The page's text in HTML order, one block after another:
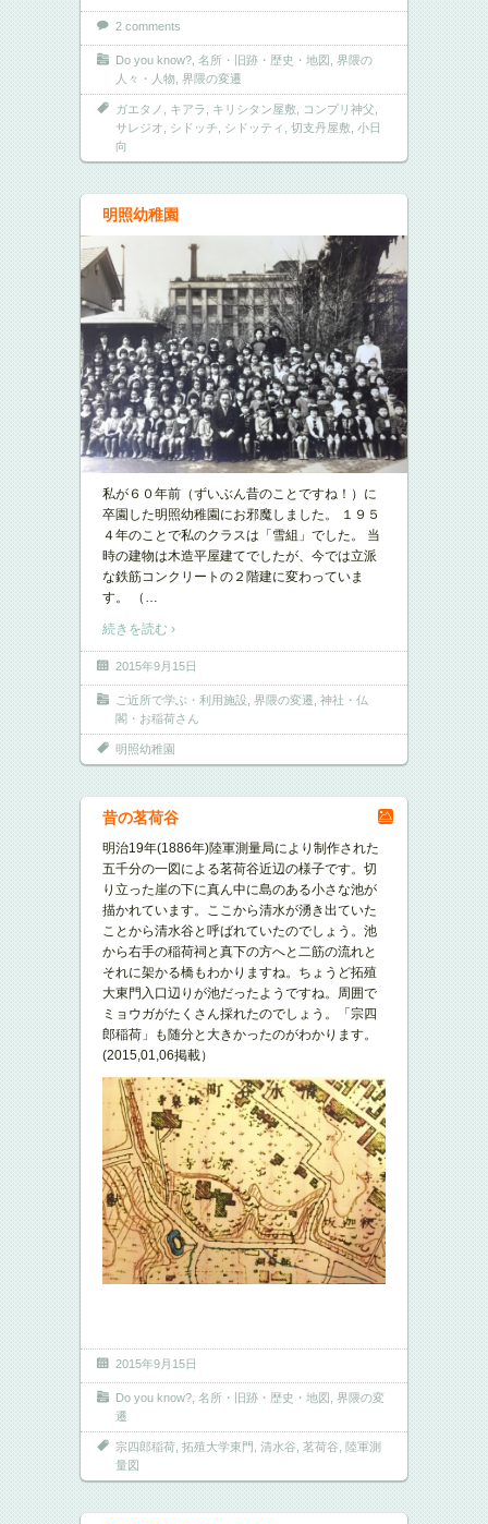
2 comments
Do you know? 名所・旧跡・歴史・地図 界隈の
人々・人物 界隈の変遷
ガエタノ キアラ キリシタン屋敷 コンプリ神父
サレジオ
シドッチ シドッティ 切支丹屋敷 小日
向
明照幼稚園
私が６０年前（ずいぶん昔のことですね！）に
卒園した明照幼稚園にお邪魔しました。 １９５
４年のことで私のクラスは「雪組」でした。 当
時の建物は木造平屋建てでしたが、今では立派
な鉄筋コンクリートの２階建に変わっていま
す。 （ …
続きを読む ›
2015年9月15日
ご近所で学ぶ・利用施設 界隈の変遷 神社・仏
閣・お稲荷さん
明照幼稚園
昔の茗荷谷
明治19年(1886年)陸軍測量局により制作された
五千分の一図による茗荷谷近辺の様子です。切
り立った崖の下に真ん中に島のある小さな池が
描かれています。ここから清水が湧き出ていた
ことから清水谷と呼ばれていたのでしょう。池
から右手の稲荷祠と真下の方へと二筋の流れと
それに架かる橋もわかりますね。ちょうど拓殖
大東門入口辺りが池だったようですね。周囲で
ミョウガがたくさん採れたのでしょう。「宗四
郎稲荷」も随分と大きかったのがわかります。
(2015,01,06掲載）
2015年9月15日
Do you know? 名所・旧跡・歴史・地図 界隈の変
遷
宗四郎稲荷 拓殖大学東門 清水谷 茗荷谷
陸軍測
量図